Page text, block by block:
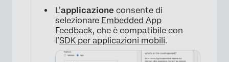
×
L’applicazione consente di
selezionare Embedded App
Feedback, che è compatibile con
l’SDK per applicazioni mobili.